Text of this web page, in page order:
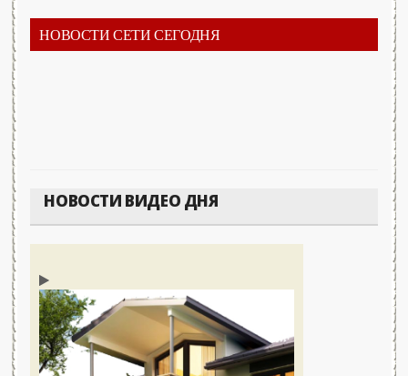
НОВОСТИ СЕТИ СЕГОДНЯ
НОВОСТИ ВИДЕО ДНЯ